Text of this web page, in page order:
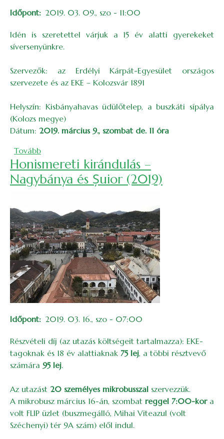
Időpont 2019. 03. 09., szo - 11:00
Idén is szeretettel várjuk a 15 év alatti gyerekeket
síversenyünkre.
Szervezők: az Erdélyi Kárpát-Egyesület országos
szervezete és az EKE – Kolozsvár 1891
Helyszín: Kisbányahavas üdülőtelep, a buszkáti sípálya
(Kolozs megye)
Dátum: 2019. március 9., szombat de. 11 óra
Tovább(XV. EKE-gyereksíverseny)
Honismereti kirándulás –
Nagybánya és Șuior (2019)
Időpont 2019. 03. 16., szo - 07:00
Részvételi díj (az utazás költségeit tartalmazza): EKE-
tagoknak és 18 év alattiaknak 75 lej, a többi résztvevő
számára 95 lej.
Az utazást 20 személyes mikrobusszal szervezzük.
A mikrobusz március 16-án, szombat reggel 7:00-kor a
volt FLIP üzlet (buszmegálló, Mihai Viteazul (volt
Széchenyi) tér 9A szám) elől indul.